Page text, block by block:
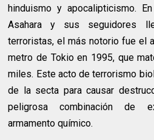
hinduismo y apocalipticismo.
Asahara y sus seguidores
terroristas, el más notorio fue el
metro de Tokio en 1995, que
miles. Este acto de terrorismo
de la secta para causar
peligrosa combinación de
armamento químico.